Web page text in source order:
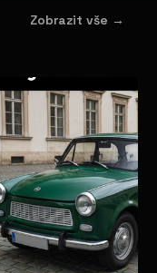
Zobrazit vše →